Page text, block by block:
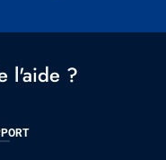
l'aide ?